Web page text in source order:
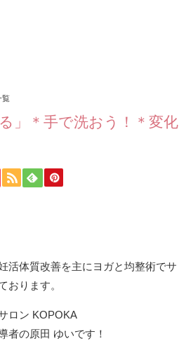
覧
」＊手で洗おう！＊変化
活体質改善を主にヨガと均整術でサ
おります。
ロン KOPOKA
者の原田 ゆいです！